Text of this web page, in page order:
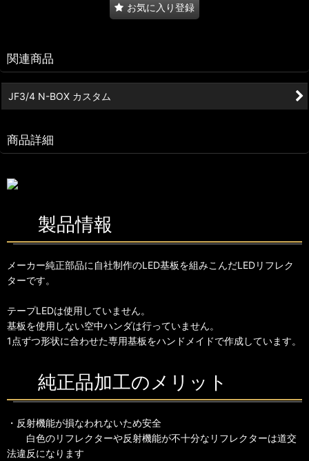
お気に入り登録
関連商品
JF3/4 N-BOX カスタム
商品詳細
製品情報
メーカー純正部品に自社制作のLED基板を組みこんだLEDリフレク
ターです。
テープLEDは使用していません。
基板を使用しない空中ハンダは行っていません。
1点ずつ形状に合わせた専用基板をハンドメイドで作成しています。
純正品加工のメリット
・反射機能が損なわれないため安全
白色のリフレクターや反射機能が不十分なリフレクターは道交
法違反になります